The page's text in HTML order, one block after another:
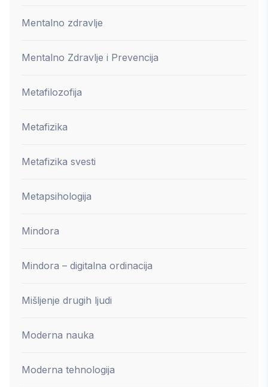
Mentalno zdravlje
Mentalno Zdravlje i Prevencija
Metafilozofija
Metafizika
Metafizika svesti
Metapsihologija
Mindora
Mindora – digitalna ordinacija
Mišljenje drugih ljudi
Moderna nauka
Moderna tehnologija